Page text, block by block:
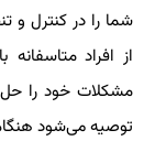
شما را در کنترل
از افراد
مشکلات خود را حل
توصیه می‌شود